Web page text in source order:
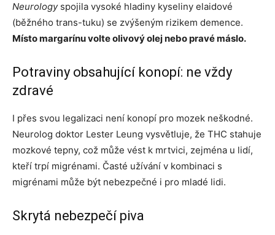
Neurologyspojila vysoké hladiny kyseliny elaidové
(běžného trans-tuku) se zvýšeným rizikem demence.
Místo margarínu volte olivový olej nebo pravé máslo.
Potraviny obsahující konopí: ne vždy
zdravé
I přes svou legalizaci není konopí pro mozek neškodné.
Neurolog doktor Lester Leung vysvětluje, že THC stahuje
mozkové tepny, což může vést k mrtvici, zejména u lidí,
kteří trpí migrénami. Časté užívání v kombinaci s
migrénami může být nebezpečné i pro mladé lidi.
Skrytá nebezpečí piva